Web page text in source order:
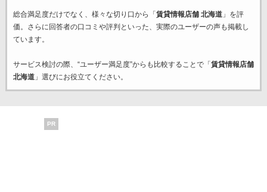
総合満足度だけでなく、様々な切り口から「 賃貸情報店舗 北海道」を評
価。さらに回答者の口コミや評判といった、実際のユーザーの声も掲載し
ています。
サービス検討の際、“ユーザー満足度”からも比較することで「 賃貸情報店舗
北海道」選びにお役立てください。
PR